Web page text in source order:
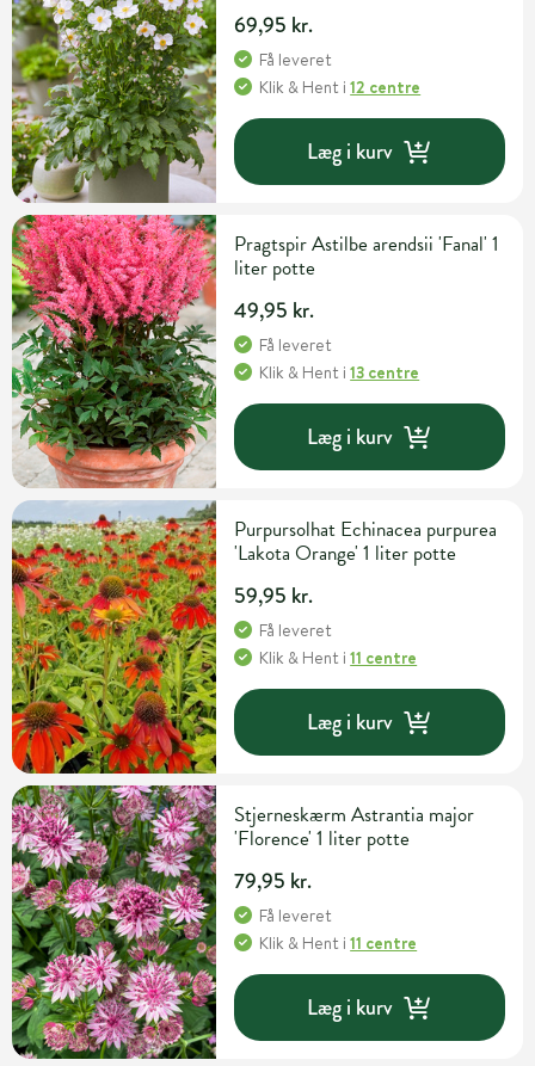
69,95 kr.
Få leveret
Klik & Hent i12 centre
Læg i kurv
Pragtspir Astilbe arendsii 'Fanal' 1
liter potte
49,95 kr.
Få leveret
Klik & Hent i13 centre
Læg i kurv
Purpursolhat Echinacea purpurea
'Lakota Orange' 1 liter potte
59,95 kr.
Få leveret
Klik & Hent i11 centre
Læg i kurv
Stjerneskærm Astrantia major
'Florence' 1 liter potte
79,95 kr.
Få leveret
Klik & Hent i11 centre
Læg i kurv